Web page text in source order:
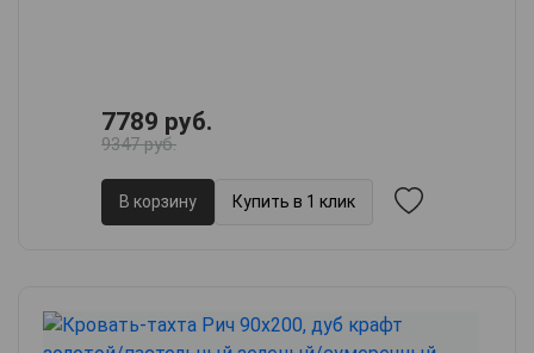
7789 руб.
9347 руб.
В корзину Купить в 1 клик